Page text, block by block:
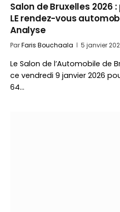
Salon de Bruxelles 2026
LE rendez-vous
Analyse
ParFaris Bouchaala 5 janvier
Le Salon de l’Automobile de
ce vendredi 9 janvier 2026
64…